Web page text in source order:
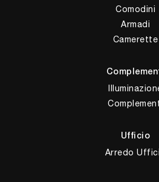
Comodini
Armadi
Camerette
Ufficio
Arredo